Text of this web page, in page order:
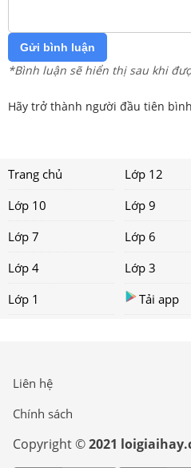
Gửi bình luận
*Bình luận sẽ hiển thị sau khi
Hãy trở thành người đầu tiên
Trang chủ Lớp 12
Lớp 10
Lớp 9
Lớp 7
Lớp 6
Lớp 4
Lớp 3
Lớp 1
Tải app
Liên hệ
Chính sách
Copyright ©2021